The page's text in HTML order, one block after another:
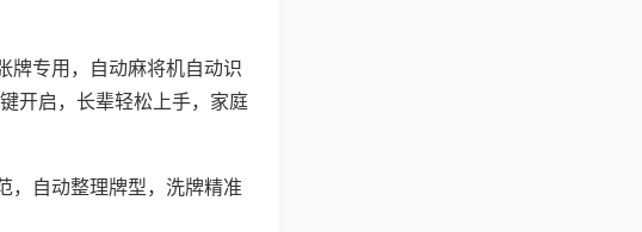
牌专用，自动麻将机自动识
开启，长辈轻松上手，家庭
，自动整理牌型，洗牌精准